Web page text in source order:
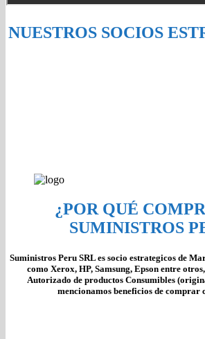
NUESTROS SOCIOS
¿POR QUÉ
SUMINISTROS
Suministros Peru SRL es socio estrategicos de
como Xerox, HP, Samsung, Epson entre
Autorizado de productos Consumibles
mencionamos beneficios de comprar